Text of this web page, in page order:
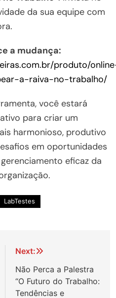
da sua equipe com
a mudança:
produto/
a-raiva-no-trabalho/
você estará
para criar um
harmonioso, produtivo
em oportunidades
eficaz da
LabTestes
Next:
Não Perca a Palestra
“O Futuro do Trabalho:
Tendências e